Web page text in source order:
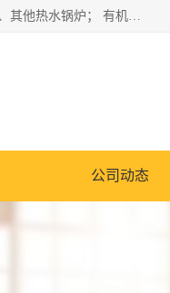
蒸汽锅炉：水管锅炉、火管锅炉、混合式锅炉、其他蒸汽锅炉； 热水锅炉：家用型集中供暖用热水锅炉、其他热水锅炉； 有机热载体锅炉； 船用蒸汽锅炉； （锅炉用辅助设备及装置）蒸汽冷凝器：表面冷凝器、混合式冷凝器、空冷式冷凝器、其他蒸汽冷凝器； 锅炉用辅助设备：节热器、蒸汽收集器、蓄能器、烟垢清除器、气体回收器、泥渣刮除器、空气预热器、其他锅炉用辅助设备；
公司动态